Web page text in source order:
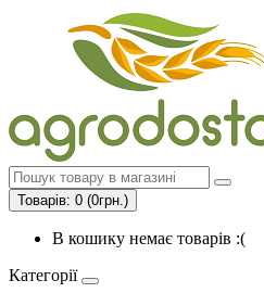
Товарів: 0 (0грн.)
В кошику немає товарів :(
Категорії